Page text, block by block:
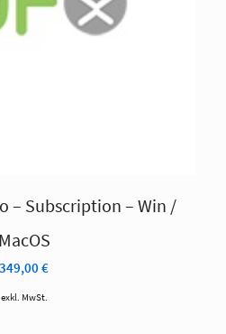
– Subscription – Win /
MacOS
349,00€
exkl. MwSt.